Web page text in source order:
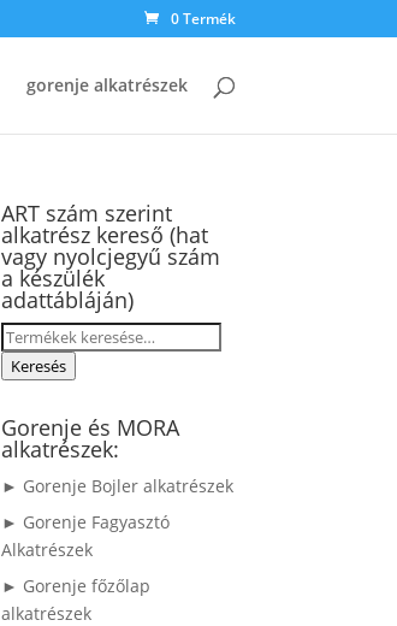
0 Termék
gorenje alkatrészek
ART szám szerint
alkatrész kereső (hat
vagy nyolcjegyű szám
a készülék
adattábláján)
Keresés
a Keresés
Gorenje és MORA
alkatrészek:
► Gorenje Bojler alkatrészek
► Gorenje Fagyasztó
Alkatrészek
► Gorenje főzőlap
alkatrészek